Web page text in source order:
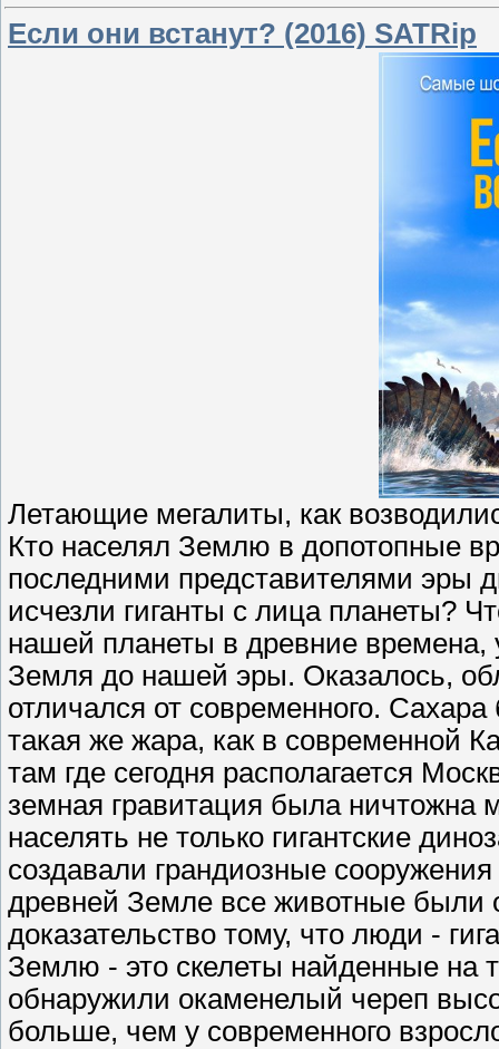
Если они встанут? (2016) SATRip
Летающие мегалиты, как
Кто населял Землю в допотопные
последними представителями эры
исчезли гиганты с лица планеты?
нашей планеты в древние
Земля до нашей эры. Оказалось,
отличался от современного.
такая же жара, как в современной
там где сегодня располагается
земная гравитация была ничтожна
населять не только гигантские
создавали грандиозные
древней Земле все животные были
доказательство тому, что люди -
Землю - это скелеты найденные на
обнаружили окаменелый череп
больше, чем у современного